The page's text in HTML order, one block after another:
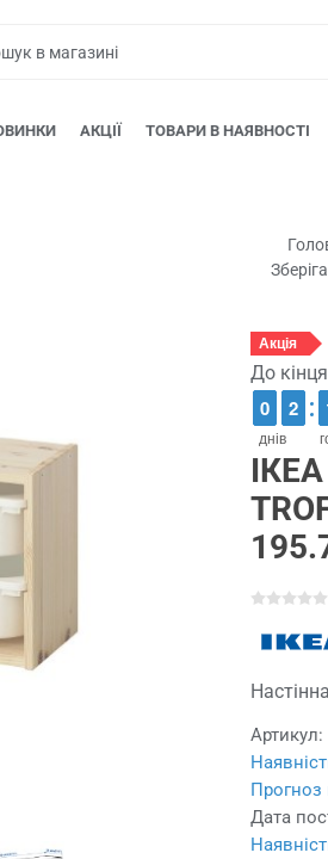
АКЦІЇ ТОВАРИ В НАЯВНОСТІ
Акція
До
днів
9
9
0
0 1
1
2
2
Артикул:
Прогноз
Дата